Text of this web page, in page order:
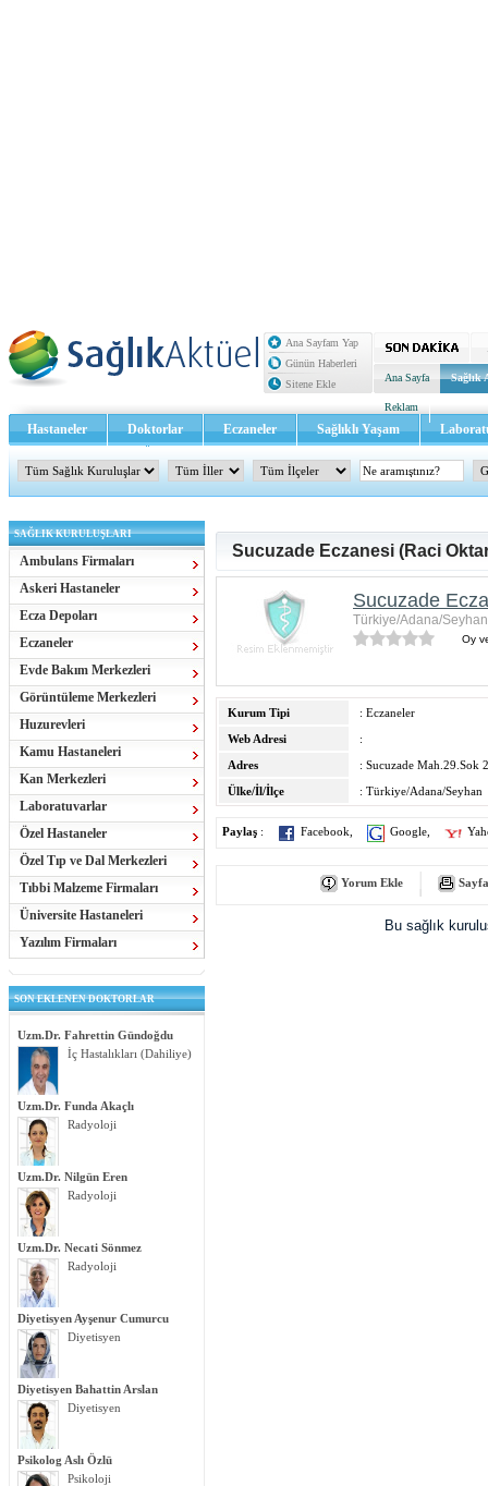
Ana Sayfam Yap
Günün Haberleri
Sitene Ekle
Ana Sayfa Sağlık
Reklam
Hastaneler Doktorlar Eczaneler Sağlıklı Yaşam
Sağlık TV - Video İletişim
SAĞLIK KURULUŞLARI
Ambulans Firmaları
Askeri Hastaneler
Ecza Depoları
Eczaneler
Evde Bakım Merkezleri
Görüntüleme Merkezleri
Huzurevleri
Kamu Hastaneleri
Kan Merkezleri
Laboratuvarlar
Özel Hastaneler
Özel Tıp ve Dal Merkezleri
Tıbbi Malzeme Firmaları
Üniversite Hastaneleri
Yazılım Firmaları
SON EKLENEN DOKTORLAR
Uzm.Dr. Fahrettin Gündoğdu
İç Hastalıkları (Dahiliye)
Uzm.Dr. Funda Akaçlı
Radyoloji
Uzm.Dr. Nilgün Eren
Radyoloji
Uzm.Dr. Necati Sönmez
Radyoloji
Diyetisyen Ayşenur Cumurcu
Diyetisyen
Diyetisyen Bahattin Arslan
Diyetisyen
Psikolog Aslı Özlü
Psikoloji
Sucuzade Eczanesi (Raci
Sucuzade
Türkiye/Adana/Seyhan
Oy
Kurum Tipi
: Eczaneler
Web Adresi
:
Adres
: Sucuzade Mah.29.Sok
Ülke/İl/İlçe
: Türkiye/Adana/Seyhan
Paylaş : Facebook Google
Yorum Ekle
Bu sağlık